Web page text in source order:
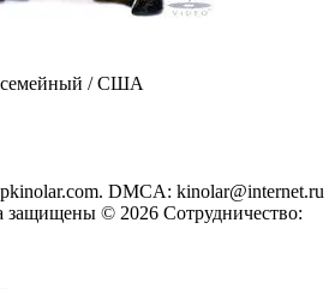
семейный / США
DMCA: kinolar@internet.ru
защищены © 2026 Сотрудничество: